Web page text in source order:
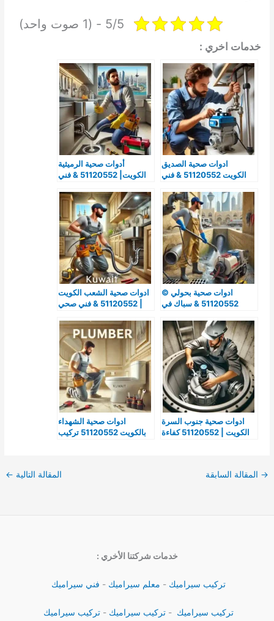
5/5 - (1 صوت واحد)
خدمات اخري :
ادوات صحية الصديق
الكويت 51120552 & فني
أدوات صحية الرميثية
الكويت| 51120552 & فني
بالرميثية
ادوات صحية بحولي ©
51120552 & سباك في
ادوات صحية الشعب الكويت
| 51120552 & فني صحي
صحيه
ادوات صحية جنوب السرة
الكويت | 51120552 كفاءة
ادوات صحية الشهداء
بالكويت 51120552 تركيب
→ المقالة السابقة المقالة التالية ←
خدمات شركتنا الأخري :
تركيب سيراميك - معلم سيراميك - فني سيراميك
تركيب سيراميك - تركيب سيراميك -تركيب سيراميك